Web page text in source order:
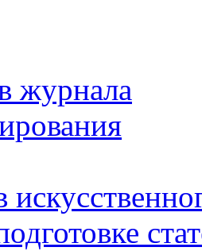
журнала